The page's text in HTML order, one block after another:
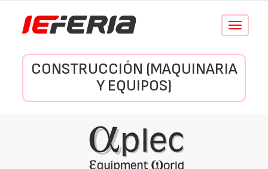
Conmutar
CONSTRUCCIÓN (MAQUINARIA
Y EQUIPOS)